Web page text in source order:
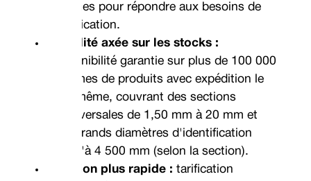
internes pour répondre aux besoins de
l'application.
Fiabilité axée sur les stocks :
disponibilité garantie sur plus de 100 000
gammes de produits avec expédition le
jour même, couvrant des sections
transversales de 1,50 mm à 20 mm et
des grands diamètres d'identification
jusqu'à 4 500 mm (selon la section).
Citation plus rapide : tarification